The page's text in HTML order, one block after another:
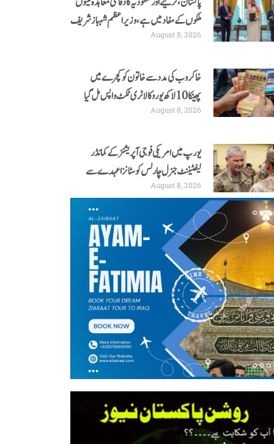
ملکوں کےمفاد میں ہے، وزیراعظم شہبازشریف
August 8, 2026
خاکروب کی مدد سے خاتون کو کچرے میں
پھینکا 10 لاکھ یورو کا لاٹری ٹکٹ واپس مل گیا
August 8, 2026
یورپ میں امریکی فوجی آپریشنز کے کمانڈر
لیفٹیننٹ جنرل چارلس کوسٹانزا عہدے سے
برطرف
August 8, 2026